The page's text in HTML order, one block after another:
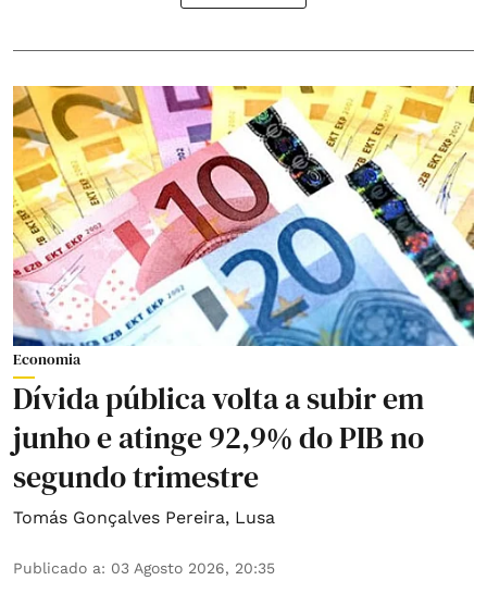
Economia
Dívida pública volta a subir em
junho e atinge 92,9% do PIB no
segundo trimestre
Tomás Gonçalves Pereira, Lusa
Publicado a: 03 Agosto 2026, 20:35